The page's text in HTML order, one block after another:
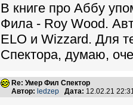
В книге про Аббу
Фила - Roy Wood.
ELO и Wizzard. Для
Спектора, думаю,
Re: Умер Фил Спектор
Автор: ledzep Дата: 12.02.21